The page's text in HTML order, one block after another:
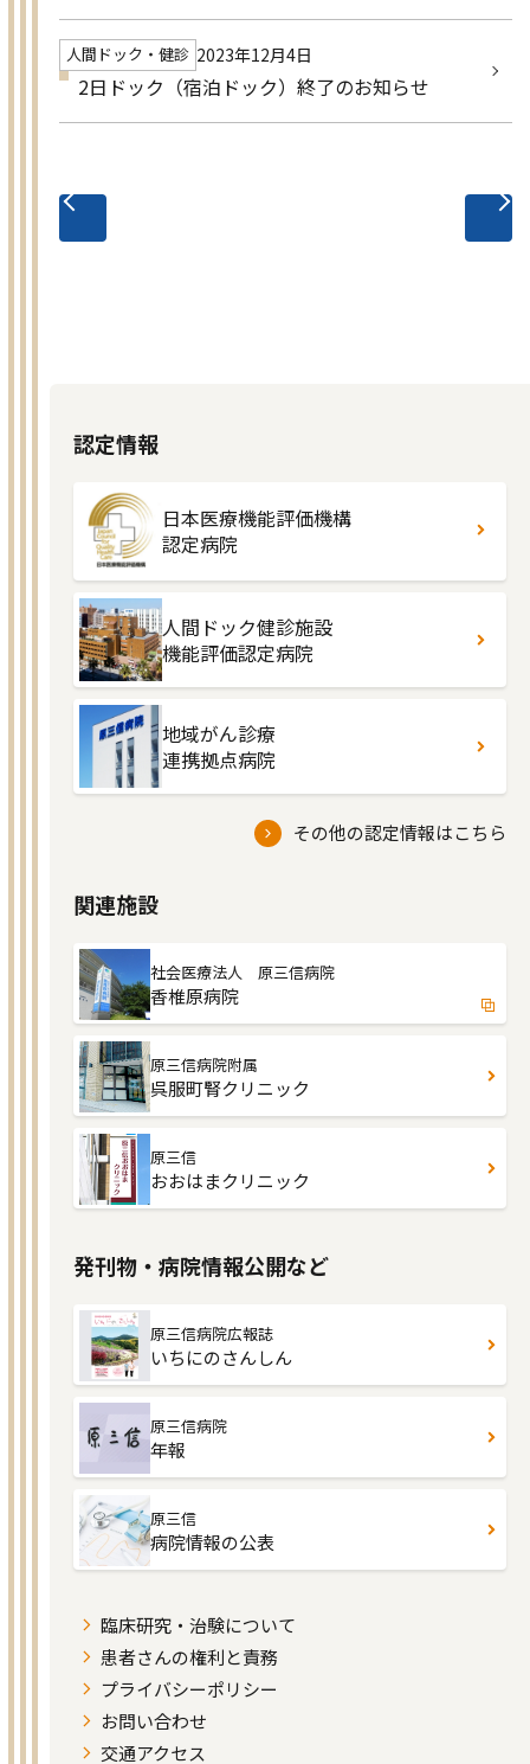
人間ドック・健診 2023年12月4日
2日ドック（宿泊ドック）終了のお知らせ
next
認定情報
日本医療機能評価機構
認定病院
人間ドック健診施設
機能評価認定病院
地域がん診療
連携拠点病院
その他の認定情報はこちら
関連施設
社会医療法人 原三信病院
香椎原病院
原三信病院附属
呉服町腎クリニック
原三信
おおはまクリニック
発刊物・病院情報公開など
原三信病院広報誌
いちにのさんしん
原三信病院
年報
原三信
病院情報の公表
臨床研究・治験について
患者さんの権利と責務
プライバシーポリシー
お問い合わせ
交通アクセス